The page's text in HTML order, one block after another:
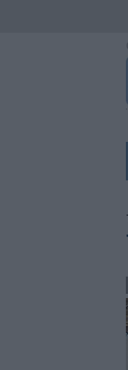
​Tutte le offerte di